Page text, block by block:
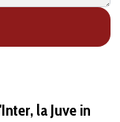
la Juve in